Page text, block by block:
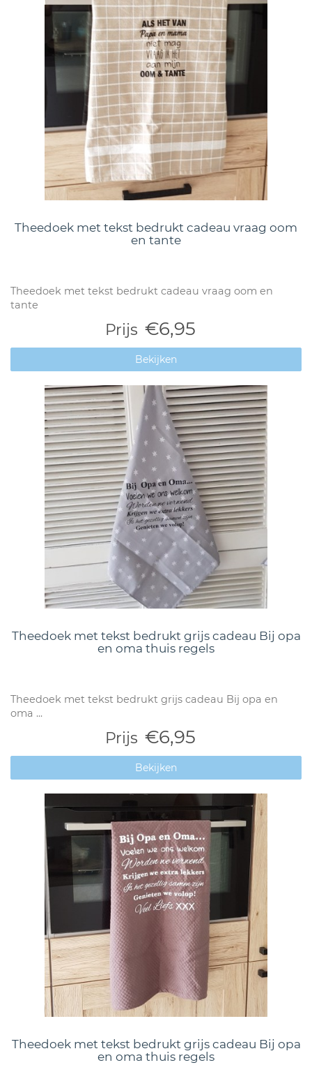
Theedoek met tekst bedrukt cadeau vraag oom
en tante
Theedoek met tekst bedrukt cadeau vraag oom en
tante
Prijs €6,95
Bekijken
Theedoek met tekst bedrukt grijs cadeau Bij opa
en oma thuis regels
Theedoek met tekst bedrukt grijs cadeau Bij opa en
oma ...
Prijs €6,95
Bekijken
Theedoek met tekst bedrukt grijs cadeau Bij opa
en oma thuis regels